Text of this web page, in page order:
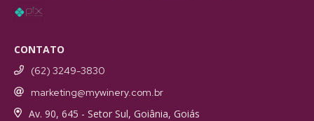
CONTATO
(62) 3249-3830
marketing@mywinery.com.br
Av. 90, 645 - Setor Sul, Goiânia, Goiás